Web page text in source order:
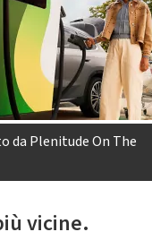
da Plenitude On The
vicine.